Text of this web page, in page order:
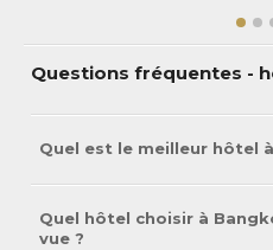
Questions fréquentes -
Quel est le meilleur hôtel
Quel hôtel choisir à
vue ?